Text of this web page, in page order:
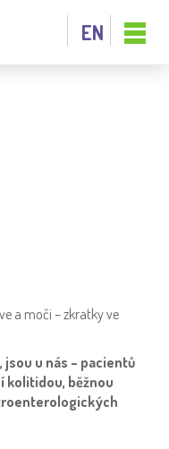
EN
a moči – zkratky ve
u nás – pacientů
kolitidou, běžnou